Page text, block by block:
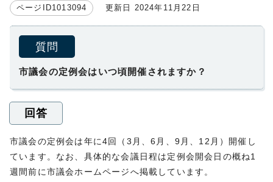
ページID1013094 更新日 2024年11月22日
質問
市議会の定例会はいつ頃開催されますか？
回答
市議会の定例会は年に4回（3月、6月、9月、12月）開催し
ています。なお、具体的な会議日程は定例会開会日の概ね1
週間前に市議会ホームページへ掲載しています。